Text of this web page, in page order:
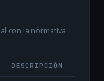
con la normativa
DESCRIPCIÓN